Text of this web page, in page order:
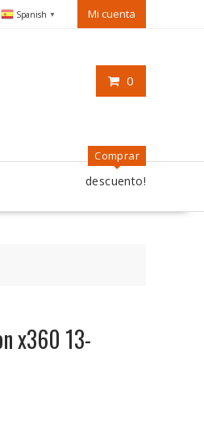
Spanish ▼ Mi cuenta
0
Comprar
descuento!
x360 13-